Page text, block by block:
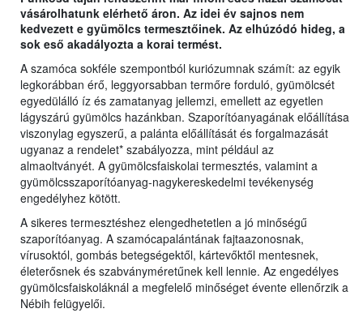
vásárolhatunk elérhető áron. Az idei év sajnos nem
kedvezett e gyümölcs termesztőinek. Az elhúzódó hideg, a
sok eső akadályozta a korai termést.
A szamóca sokféle szempontból kuriózumnak számít: az egyik
legkorábban érő, leggyorsabban termőre forduló, gyümölcsét
egyedülálló íz és zamatanyag jellemzi, emellett az egyetlen
lágyszárú gyümölcs hazánkban. Szaporítóanyagának előállítása
viszonylag egyszerű, a palánta előállítását és forgalmazását
ugyanaz a rendelet* szabályozza, mint például az
almaoltványét. A gyümölcsfaiskolai termesztés, valamint a
gyümölcsszaporítóanyag-nagykereskedelmi tevékenység
engedélyhez kötött.
A sikeres termesztéshez elengedhetetlen a jó minőségű
szaporítóanyag. A szamócapalántának fajtaazonosnak,
vírusoktól, gombás betegségektől, kártevőktől mentesnek,
életerősnek és szabványméretűnek kell lennie. Az engedélyes
gyümölcsfaiskoláknál a megfelelő minőséget évente ellenőrzik a
Nébih felügyelői.